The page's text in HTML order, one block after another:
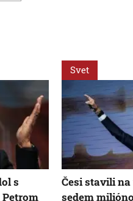
s
Svet
Česi stavili
sedem